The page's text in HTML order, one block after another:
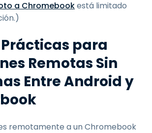
a Chromebookestá limitado
para
Remotas Sin
Entre Android y
remotamente a un Chromebook